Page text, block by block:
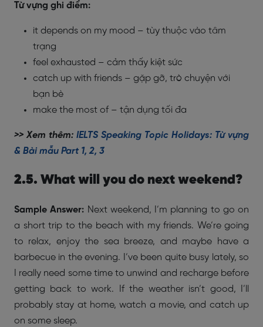
Từ vựng ghi điểm:
it depends on my mood – tùy thuộc vào tâm
trạng
feel exhausted – cảm thấy kiệt sức
catch up with friends – gặp gỡ, trò chuyện với
bạn bè
make the most of – tận dụng tối đa
>> Xem thêm: IELTS Speaking Topic Holidays: Từ vựng
& Bài mẫu Part 1, 2, 3
2.5. What will you do next weekend?
Sample Answer: Next weekend, I’m planning to go on
a short trip to the beach with my friends. We’re going
to relax, enjoy the sea breeze, and maybe have a
barbecue in the evening. I’ve been quite busy lately, so
I really need some time to unwind and recharge before
getting back to work. If the weather isn’t good, I’ll
probably stay at home, watch a movie, and catch up
on some sleep.